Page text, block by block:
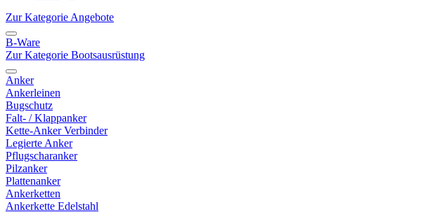
Zur Kategorie Angebote
B-Ware
Zur Kategorie Bootsausrüstung
Anker
Ankerleinen
Bugschutz
Falt- / Klappanker
Kette-Anker Verbinder
Legierte Anker
Pflugscharanker
Pilzanker
Plattenanker
Ankerketten
Ankerkette Edelstahl